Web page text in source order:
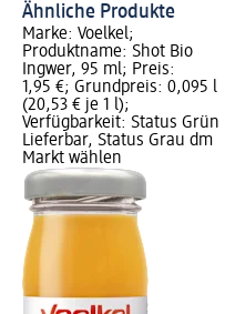
Ähnliche Produkte
Marke: Voelkel;
Produktname: Shot Bio
Ingwer, 95 ml; Preis:
1,95 €; Grundpreis: 0,095 l
(20,53 € je 1 l);
Verfügbarkeit: Status Grün
Lieferbar, Status Grau dm
Markt wählen